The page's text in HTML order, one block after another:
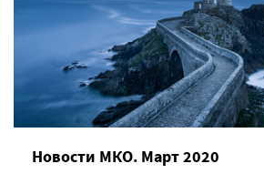
Новости МКО. Март 2020